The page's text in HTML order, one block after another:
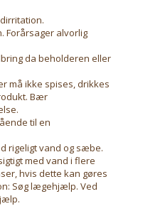
Forårsager alvorlig
da beholderen eller
må ikke spises, drikkes
Bær
til en
rigeligt vand og sæbe.
med vand i flere
hvis dette kan gøres
Søg lægehjælp. Ved